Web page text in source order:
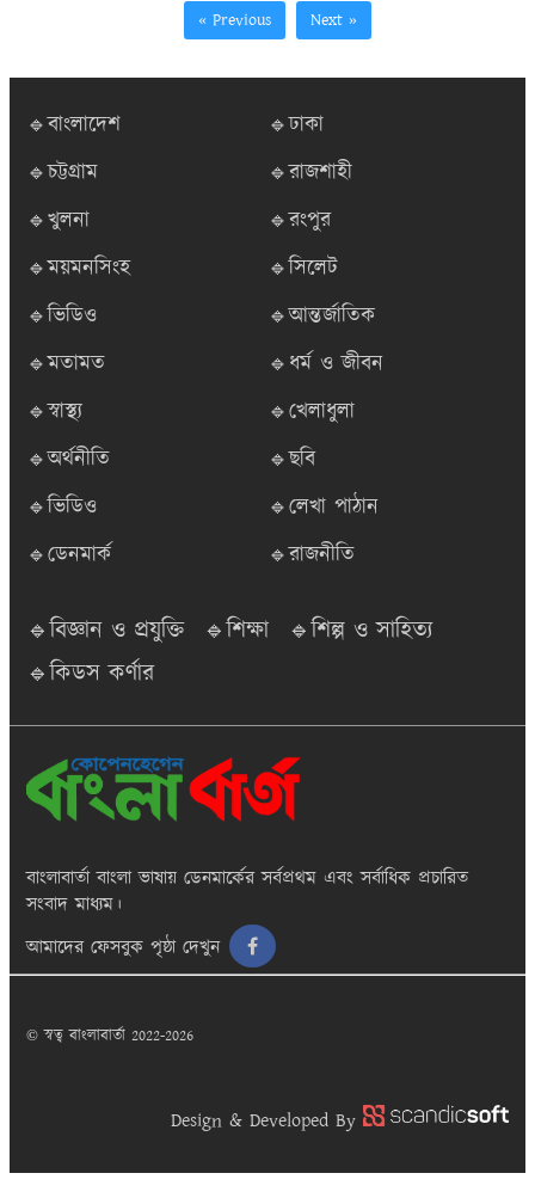
« Previous Next »
🔹বাংলাদেশ
🔹ঢাকা
🔹চট্টগ্রাম
🔹রাজশাহী
🔹খুলনা
🔹রংপুর
🔹ময়মনসিংহ
🔹সিলেট
🔹ভিডিও
🔹আন্তর্জাতিক
🔹মতামত
🔹ধর্ম ও জীবন
🔹স্বাস্থ্য
🔹খেলাধুলা
🔹অর্থনীতি
🔹ছবি
🔹ভিডিও
🔹লেখা পাঠান
🔹ডেনমার্ক
🔹রাজনীতি
🔹বিজ্ঞান ও প্রযুক্তি 🔹শিক্ষা
🔹শিল্প ও সাহিত্য
🔹কিডস কর্ণার
বাংলাবার্তা বাংলা ভাষায় ডেনমার্কের সর্বপ্রথম এবং সর্বাধিক প্রচারিত
সংবাদ মাধ্যম।
আমাদের ফেসবুক পৃষ্ঠা দেখুন
© স্বত্ব বাংলাবার্তা 2022-2026
Design & Developed By